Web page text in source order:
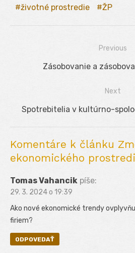
životné prostredie
ŽP
Navigácia
Previous
Previous
Zásobovanie a
Next
Next
Spotrebitelia v kultúrno-
Komentáre k článku
ekonomického
Tomas Vahancik píše:
29. 3. 2024 o 19:39
Ako nové ekonomické trendy
firiem?
ODPOVEDAŤ